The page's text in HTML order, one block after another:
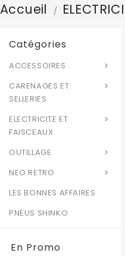
Accueil
Catégories

ACCESSOIRES

CARENAGES ET
SELLERIES

ELECTRICITE ET
FAISCEAUX

OUTILLAGE

NEO RETRO
LES BONNES AFFAIRES
PNEUS SHINKO
En Promo